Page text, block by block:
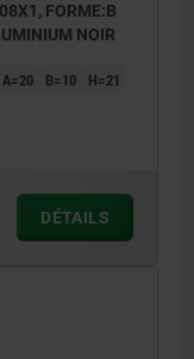
FORME:B
NOIR
A=20 B=10
H=21
DÉTAILS